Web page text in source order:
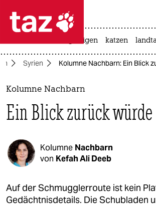
 taz zahl ich
taz zahl ich
themen
politik
öko
gesellschaft
kultur
bergsteigen katzen
Syrien Kolumne Nachbarn: Ein Blick
Kolumne Nachbarn
Ein Blick zurück
Kolumne Nachbarn
von Kefah Ali Deeb
Auf der Schmugglerroute ist kein
Gedächtnisdetails. Die Schubladen